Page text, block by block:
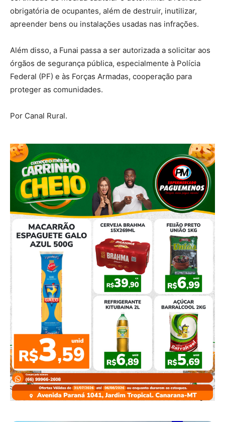
obrigatória de ocupantes, além de destruir, inutilizar,
apreender bens ou instalações usadas nas infrações.
Além disso, a Funai passa a ser autorizada a solicitar aos
órgãos de segurança pública, especialmente à Polícia
Federal (PF) e às Forças Armadas, cooperação para
proteger as comunidades.
Por Canal Rural.